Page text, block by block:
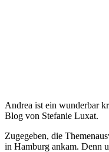
Andrea ist ein wunderbar
Blog von Stefanie Luxat.
Zugegeben, die
in Hamburg ankam. Denn